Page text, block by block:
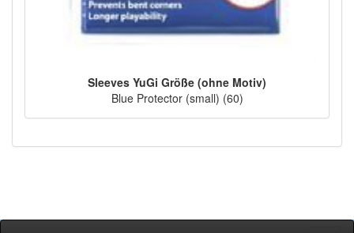
Sleeves YuGi Größe (ohne Motiv)
Blue Protector (small) (60)